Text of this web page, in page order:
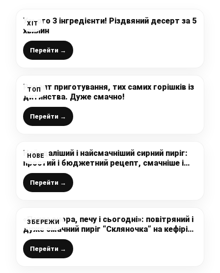
ХІТ
Усього 3 інгредієнти! Різдвяний десерт за 5
хвилин
Перейти →
ТОП
Рецепт приготування, тих самих горішків із
дитинства. Дуже смачно!
Перейти →
НОВЕ
Найвдаліший і найсмачніший сирний пиріг:
простий і бюджетний рецепт, смачніше і
ніжніше будь-якого чізкейка
Перейти →
ЗБЕРЕЖИ
«Пекла вчора, печу і сьогодні»: повітряний і
дуже смачний пиріг “Скляночка” на кефірі
(без вагів, міксера, і за 5 хвилин роботи)
Перейти →